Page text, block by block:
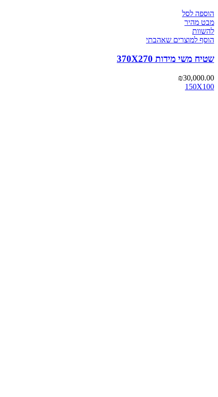
הוספה לסל
מבט מהיר
להשוות
הוסף למוצרים שאהבתי
שטיח משי מידות 370X270
₪30,000.00
150X100